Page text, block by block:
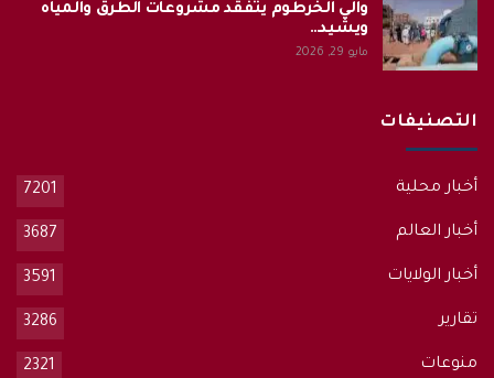
والي الخرطوم يتفقد مشروعات الطرق والمياه
ويشيد…
مايو 29, 2026
التصنيفات
أخبار محلية 7201
أخبار العالم 3687
أخبار الولايات 3591
تقارير 3286
منوعات 2321